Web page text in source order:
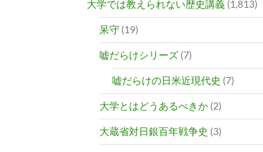
大学では教えられない歴史講義 (1,813)
呆守 (19)
嘘だらけシリーズ (7)
嘘だらけの日米近現代史 (7)
大学とはどうあるべきか (2)
大蔵省対日銀百年戦争史 (3)